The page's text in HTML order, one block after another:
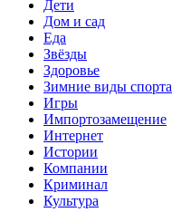
Дети
Дом и сад
Еда
Звёзды
Здоровье
Зимние виды спорта
Игры
Импортозамещение
Интернет
Истории
Компании
Криминал
Культура